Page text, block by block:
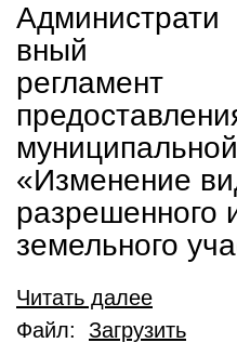
Администрати
вный
регламент
«Изменение
разрешенного
земельного
Читать далее
Файл: Загрузить